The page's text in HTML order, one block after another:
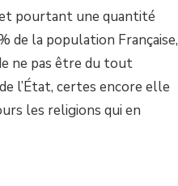
et pourtant une quantité
de la population Française,
ne pas être du tout
l’État, certes encore elle
les religions qui en